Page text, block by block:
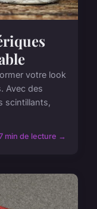
votre look
Avec des
scintillants,
min de lecture →